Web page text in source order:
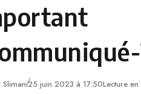
25 juin 2023 à 17:50Lecture